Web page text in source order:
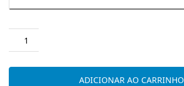
Emma
ADICIONAR AO CARRINHO